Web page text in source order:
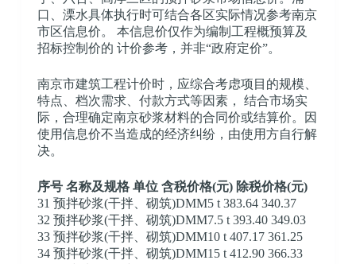
口、溧水具体执行时可结合各区实际情况参考南京
市区信息价。 本信息价仅作为编制工程概预算及
招标控制价的 计价参考，并非“政府定价”。
南京市建筑工程计价时，应综合考虑项目的规模、
特点、档次需求、付款方式等因素， 结合市场实
际，合理确定南京砂浆材料的合同价或结算价。因
使用信息价不当造成的经济纠纷，由使用方自行解
决。
序号 名称及规格 单位 含税价格(元) 除税价格(元)
31 预拌砂浆(干拌、砌筑)DMM5 t 383.64 340.37
32 预拌砂浆(干拌、砌筑)DMM7.5 t 393.40 349.03
33 预拌砂浆(干拌、砌筑)DMM10 t 407.17 361.25
34 预拌砂浆(干拌、砌筑)DMM15 t 412.90 366.33